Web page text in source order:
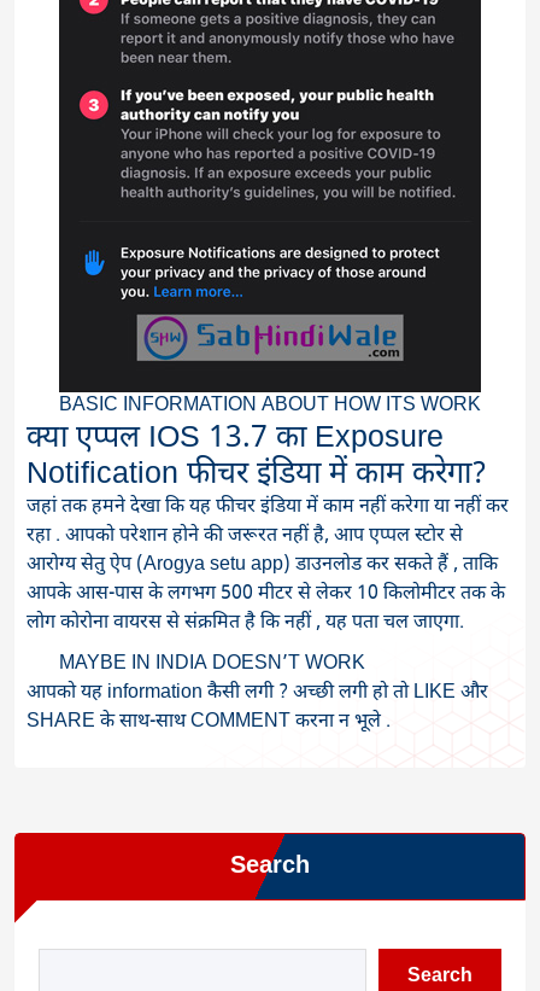
BASIC INFORMATION ABOUT HOW ITS WORK
क्या एप्पल IOS 13.7 का Exposure
Notification फीचर इंडिया में काम करेगा?
जहां तक हमने देखा कि यह फीचर इंडिया में काम नहीं करेगा या नहीं कर
रहा . आपको परेशान होने की जरूरत नहीं है, आप एप्पल स्टोर से
आरोग्य सेतु ऐप (Arogya setu app) डाउनलोड कर सकते हैं , ताकि
आपके आस-पास के लगभग 500 मीटर से लेकर 10 किलोमीटर तक के
लोग कोरोना वायरस से संक्रमित है कि नहीं , यह पता चल जाएगा.
MAYBE IN INDIA DOESN’T WORK
आपको यह information कैसी लगी ? अच्छी लगी हो तो LIKE और
SHARE के साथ-साथ COMMENT करना न भूले .
Search
Search